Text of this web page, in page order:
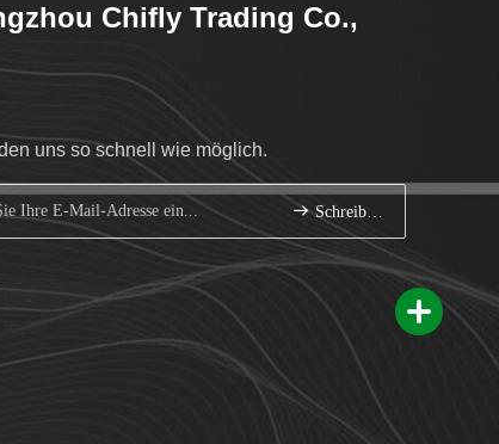
Chifly Trading Co.,
uns so schnell wie möglich.
Schreiben Sie sich an.